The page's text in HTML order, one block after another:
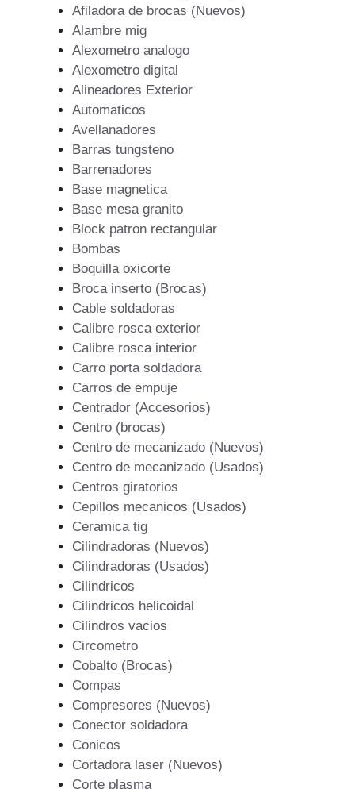
Afiladora de brocas (Nuevos)
Alambre mig
Alexometro analogo
Alexometro digital
Alineadores Exterior
Automaticos
Avellanadores
Barras tungsteno
Barrenadores
Base magnetica
Base mesa granito
Block patron rectangular
Bombas
Boquilla oxicorte
Broca inserto (Brocas)
Cable soldadoras
Calibre rosca exterior
Calibre rosca interior
Carro porta soldadora
Carros de empuje
Centrador (Accesorios)
Centro (brocas)
Centro de mecanizado (Nuevos)
Centro de mecanizado (Usados)
Centros giratorios
Cepillos mecanicos (Usados)
Ceramica tig
Cilindradoras (Nuevos)
Cilindradoras (Usados)
Cilindricos
Cilindricos helicoidal
Cilindros vacios
Circometro
Cobalto (Brocas)
Compas
Compresores (Nuevos)
Conector soldadora
Conicos
Cortadora laser (Nuevos)
Corte plasma